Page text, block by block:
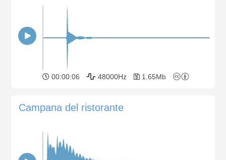
00:00:06 48000Hz 1.65Mb
Campana del ristorante